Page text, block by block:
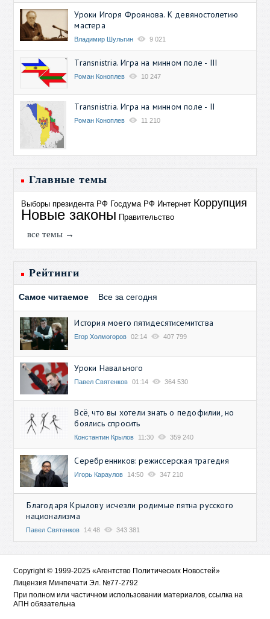
Уроки Игоря Фроянова. К девяностолетию
мастера
Владимир Шульгин 9 021
Transnistria. Игра на минном поле - III
Роман Коноплев 10 247
Transnistria. Игра на минном поле - II
Роман Коноплев 11 210
Главные темы
Выборы президента РФ Госдума РФ Интернет Коррупция
Новые законы Правительство
все темы →
Рейтинги
Самое читаемое Все за сегодня
История моего пятидесятисемитства
Егор Холмогоров 02:14 407 799
Уроки Навального
Павел Святенков 01:14 364 530
Всё, что вы хотели знать о педофилии, но
боялись спросить
Константин Крылов 11:30 359 240
Серебренников: режиссерская трагедия
Игорь Караулов 14:50 347 210
Благодаря Крылову исчезли родимые пятна русского
национализма
Павел Святенков 14:48 343 381
Copyright © 1999-2025 «Агентство Политических Новостей»
Лицензия Минпечати Эл. №77-2792
При полном или частичном использовании материалов, ссылка на
АПН обязательна